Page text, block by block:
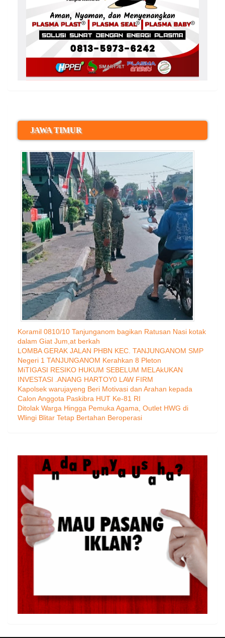
JAWA TIMUR
Koramil 0810/10 Tanjunganom bagikan Ratusan Nasi kotak
dalam Giat Jum,at berkah
LOMBA GERAK JALAN PHBN KEC. TANJUNGANOM SMP
Negeri 1 TANJUNGANOM Kerahkan 8 Pleton
MiTIGASI RESIKO HUKUM SEBELUM MELAkUKAN
INVESTASI .ANANG HARTOY0 LAW FIRM
Kapolsek warujayeng Beri Motivasi dan Arahan kepada
Calon Anggota Paskibra HUT Ke-81 RI
Ditolak Warga Hingga Pemuka Agama, Outlet HWG di
Wlingi Blitar Tetap Bertahan Beroperasi